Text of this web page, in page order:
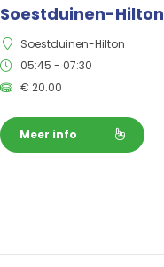
Soestduinen-Hilton
Soestduinen-Hilton
05:45 - 07:30
€ 20.00
Meer info